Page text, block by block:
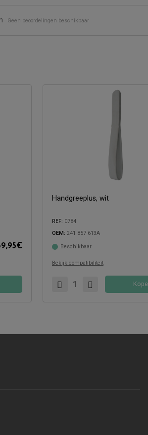
Geen beoordelingen beschikbaar
€
Handgreeplus, wit
REF: 0784
OEM: 241 857 613A
Beschikbaar
Bekijk compatibiliteit
Compatibel met: